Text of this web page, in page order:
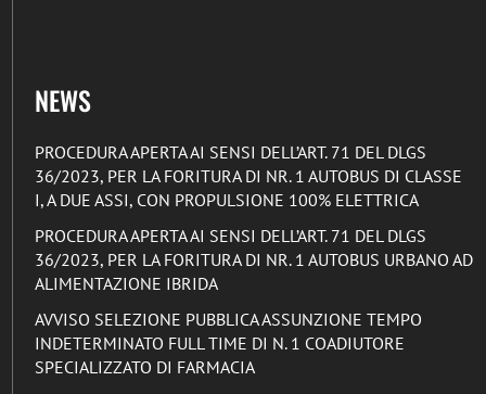
NEWS
PROCEDURA APERTA AI SENSI DELL’ART. 71 DEL DLGS
36/2023, PER LA FORITURA DI NR. 1 AUTOBUS DI CLASSE
I, A DUE ASSI, CON PROPULSIONE 100% ELETTRICA
PROCEDURA APERTA AI SENSI DELL’ART. 71 DEL DLGS
36/2023, PER LA FORITURA DI NR. 1 AUTOBUS URBANO AD
ALIMENTAZIONE IBRIDA
AVVISO SELEZIONE PUBBLICA ASSUNZIONE TEMPO
INDETERMINATO FULL TIME DI N. 1 COADIUTORE
SPECIALIZZATO DI FARMACIA